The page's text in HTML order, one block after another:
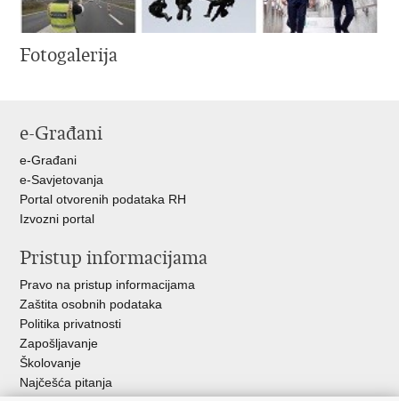
Fotogalerija
e-Građani
e-Građani
e-Savjetovanja
Portal otvorenih podataka RH
Izvozni portal
Pristup informacijama
Pravo na pristup informacijama
Zaštita osobnih podataka
Politika privatnosti
Zapošljavanje
Školovanje
Najčešća pitanja